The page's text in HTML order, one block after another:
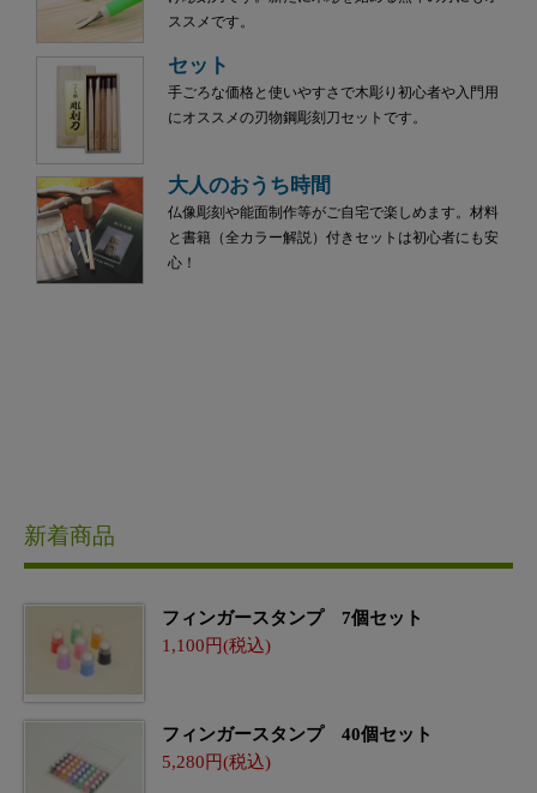
ススメです。
セット
手ごろな価格と使いやすさで木彫り初心者や入門用
にオススメの刃物鋼彫刻刀セットです。
大人のおうち時間
仏像彫刻や能面制作等がご自宅で楽しめます。材料
と書籍（全カラー解説）付きセットは初心者にも安
心！
新着商品
フィンガースタンプ 7個セット
1,100
フィンガースタンプ 40個セット
5,280